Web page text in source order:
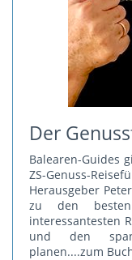
Der
Balearen-Guides
ZS-Genuss-
Herausgeber
zu den
interessantesten
und den
planen....zum